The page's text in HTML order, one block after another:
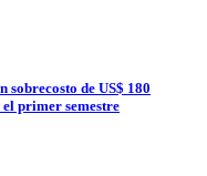
de US$ 180
primer semestre